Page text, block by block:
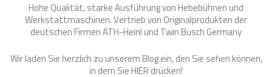
Hohe Qualität, starke Ausführung von Hebebühnen und
Werkstattmaschinen. Vertrieb von Originalprodukten der
deutschen Firmen ATH-Heinl und Twin Busch Germany
Wir laden Sie herzlich zu unserem Blog ein, den Sie sehen können,
in dem SieHIER drücken!